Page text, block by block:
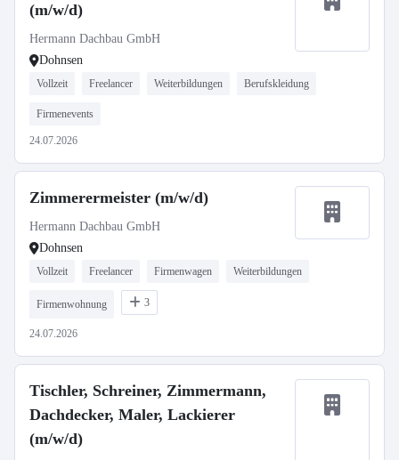
(m/w/d)
Hermann Dachbau GmbH
Dohnsen
Vollzeit Freelancer Weiterbildungen Berufskleidung
Firmenevents
24.07.2026
Zimmerermeister (m/w/d)
Hermann Dachbau GmbH
Dohnsen
Vollzeit Freelancer Firmenwagen Weiterbildungen
Firmenwohnung 3
24.07.2026
Tischler, Schreiner, Zimmermann,
Dachdecker, Maler, Lackierer
(m/w/d)